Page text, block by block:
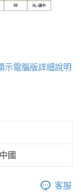
示電腦版詳細說明
國
客服